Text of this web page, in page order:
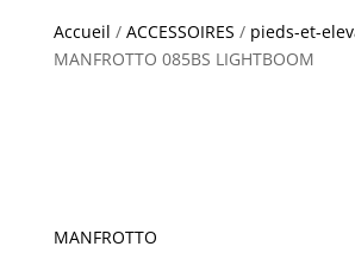
Accueil / ACCESSOIRES / pieds-et-
MANFROTTO 085BS LIGHTBOOM
MANFROTTO